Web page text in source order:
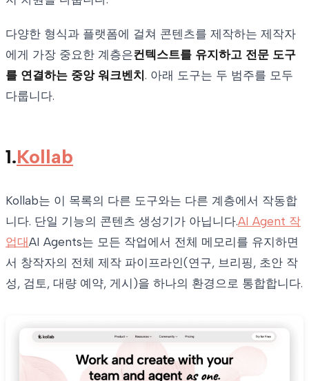
다양한 형식과 플랫폼에 걸쳐 콘텐츠를 제작하는 제작자
에게 가장 중요한 계층은컨텍스트를 유지하고 전문 도구
를 연결하는 중앙 워크벤치. 아래 도구는 두 범주를 모두
다룹니다.
1.Kollab
Kollab는 이 목록의 다른 도구와는 다른 계층에서 작동합
니다. 단일 기능의 콘텐츠 생성기가 아닙니다.AI Agent 작
업대AI Agents는 모든 작업에서 전체 메모리를 유지하면
서 창작자의 전체 제작 파이프라인(연구, 브리핑, 초안 작
성, 검토, 대량 예약, 게시)을 하나의 환경으로 통합합니다.